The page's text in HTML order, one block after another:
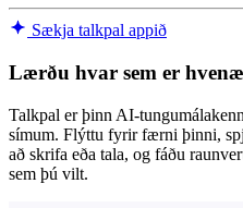
Sækja talkpal appið
Lærðu hvar sem er
Talkpal er þinn AI-
símum. Flýttu fyrir færni þinni,
að skrifa eða tala, og fáðu
sem þú vilt.